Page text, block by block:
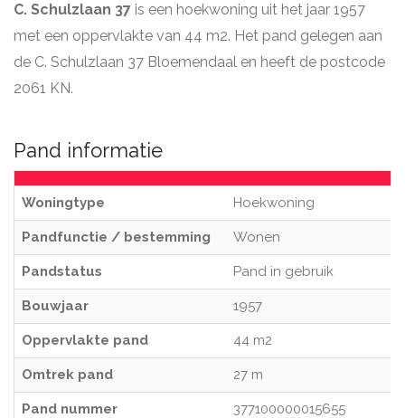
C. Schulzlaan 37 is een hoekwoning uit het jaar 1957
met een oppervlakte van 44 m2. Het pand gelegen aan
de C. Schulzlaan 37 Bloemendaal en heeft de postcode
2061 KN.
Pand informatie
Woningtype Hoekwoning
Pandfunctie / bestemming Wonen
Pandstatus Pand in gebruik
Bouwjaar 1957
Oppervlakte pand 44 m2
Omtrek pand 27 m
Pand nummer 377100000015655